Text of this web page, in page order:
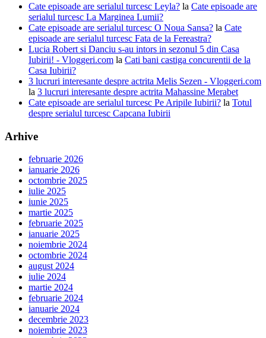
Cate episoade are serialul turcesc Leyla? la Cate episoade are
serialul turcesc La Marginea Lumii?
Cate episoade are serialul turcesc O Noua Sansa? la Cate
episoade are serialul turcesc Fata de la Fereastra?
Lucia Robert si Danciu s-au intors in sezonul 5 din Casa
Iubirii! - Vloggeri.com la Cati bani castiga concurentii de la
Casa Iubirii?
3 lucruri interesante despre actrita Melis Sezen - Vloggeri.com
la 3 lucruri interesante despre actrita Mahassine Merabet
Cate episoade are serialul turcesc Pe Aripile Iubirii? la Totul
despre serialul turcesc Capcana Iubirii
Arhive
februarie 2026
ianuarie 2026
octombrie 2025
iulie 2025
iunie 2025
martie 2025
februarie 2025
ianuarie 2025
noiembrie 2024
octombrie 2024
august 2024
iulie 2024
martie 2024
februarie 2024
ianuarie 2024
decembrie 2023
noiembrie 2023